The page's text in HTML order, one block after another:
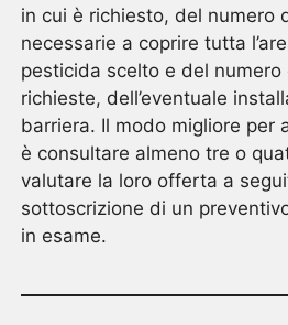
in cui è richiesto, del numero
necessarie a coprire tutta
pesticida scelto e del numero
richieste, dell’eventuale
barriera. Il modo migliore per
è consultare almeno tre o
valutare la loro offerta a
sottoscrizione di un
in esame.